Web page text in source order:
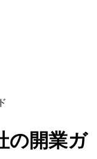
の開業ガ